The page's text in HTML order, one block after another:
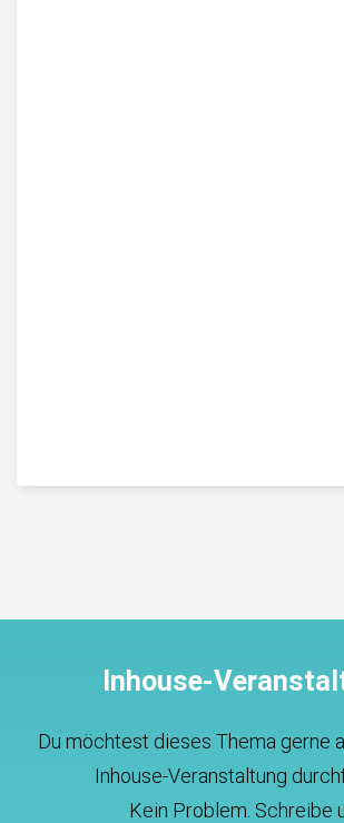
Inhouse-
Du möchtest dieses Thema gerne
Inhouse-Veranstaltung
Kein Problem. Schreibe